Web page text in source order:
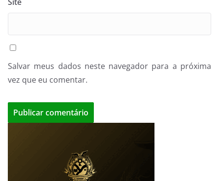
Salvar meus dados neste navegador para a próxima
vez que eu comentar.